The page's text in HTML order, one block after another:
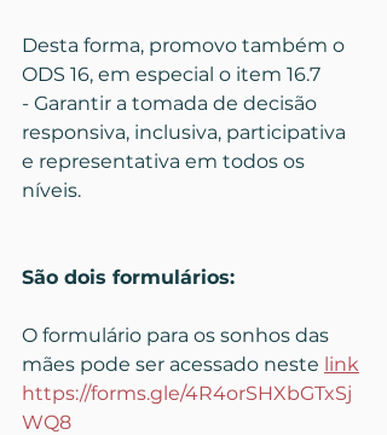
Desta forma, promovo também o
ODS 16, em especial o item 16.7
- Garantir a tomada de decisão
responsiva, inclusiva, participativa
e representativa em todos os
níveis.
São dois formulários:
O formulário para os sonhos das
mães pode ser acessado neste link
https://forms.gle/4R4orSHXbGTxSj
WQ8